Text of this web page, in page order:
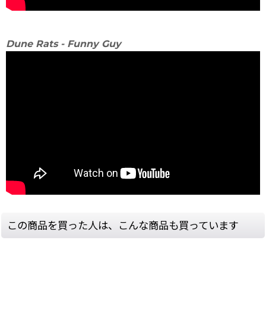
Dune Rats - Funny Guy
この商品を買った人は、こんな商品も買っています